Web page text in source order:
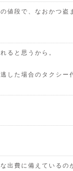
値段で、なおかつ盗
ると思うから。
した場合のタクシー
出費に備えているの